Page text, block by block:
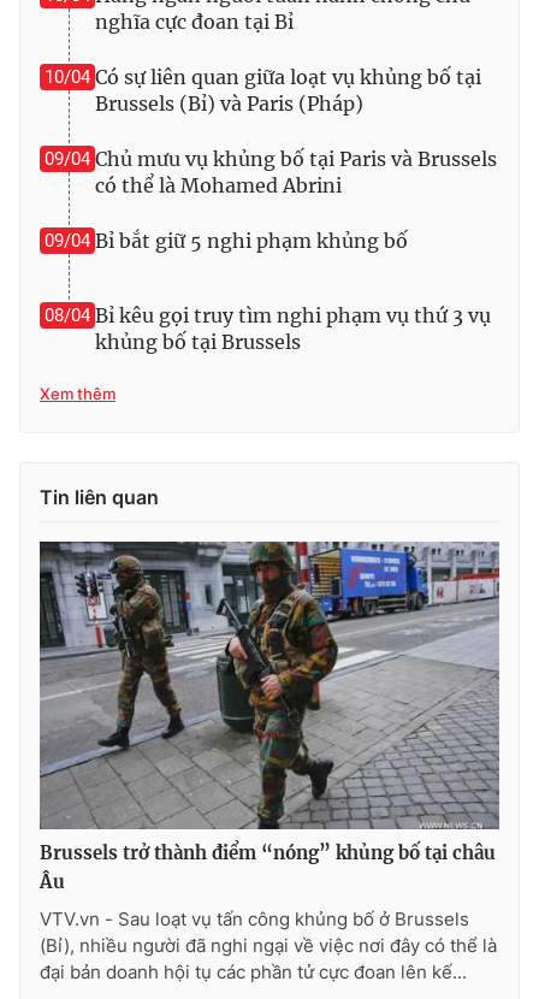
Video Shorts video
VTV Money VTV Thể thao
VTV Sức khoẻ Bất động sản
Thị trường 24h Tấm lòng Việt
VTV4 Vươn mình bằng AI
THỜI BÁO VTV
Theo dõi báo trên
Cơ quan chủ quản:Đài Truyền hình Việt Nam
Cơ quan báo chí: Thời báo VTV
Giấy phép hoạt động báo in và báo điện tử số 483/GP-BTTTT
cấp ngày 29/12/2023
Tổng Biên tập:
Phó Tổng Biên tập:Nguyễn Thị Mỹ Hạnh, Phạm Quốc Thắng,
Nguyễn Trọng Ninh
Tổng đài VTV:024.38 355 931 - 024.38 355 932
nghĩa cực đoan tại Bỉ
10/04 Có sự liên quan giữa loạt vụ khủng bố tại
Brussels (Bỉ) và Paris (Pháp)
09/04 Chủ mưu vụ khủng bố tại Paris và Brussels
có thể là Mohamed Abrini
09/04 Bỉ bắt giữ 5 nghi phạm khủng bố
08/04 Bỉ kêu gọi truy tìm nghi phạm vụ thứ 3 vụ
khủng bố tại Brussels
Xem thêm
Tin liên quan
Brussels trở thành điểm “nóng” khủng bố tại châu
Âu
VTV.vn - Sau loạt vụ tấn công khủng bố ở Brussels
(Bỉ), nhiều người đã nghi ngại về việc nơi đây có thể là
đại bản doanh hội tụ các phần tử cực đoan lên kế...